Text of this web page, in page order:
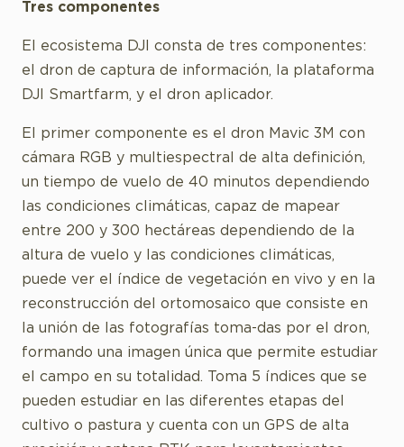
Tres componentes
El ecosistema DJI consta de tres componentes:
el dron de captura de información, la plataforma
DJI Smartfarm, y el dron aplicador.
El primer componente es el dron Mavic 3M con
cámara RGB y multiespectral de alta definición,
un tiempo de vuelo de 40 minutos dependiendo
las condiciones climáticas, capaz de mapear
entre 200 y 300 hectáreas dependiendo de la
altura de vuelo y las condiciones climáticas,
puede ver el índice de vegetación en vivo y en la
reconstrucción del ortomosaico que consiste en
la unión de las fotografías toma-das por el dron,
formando una imagen única que permite estudiar
el campo en su totalidad. Toma 5 índices que se
pueden estudiar en las diferentes etapas del
cultivo o pastura y cuenta con un GPS de alta